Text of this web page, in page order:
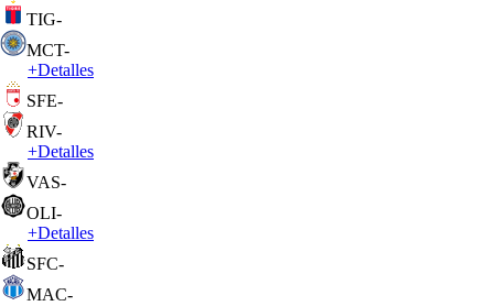
TIG-
MCT-
+Detalles
SFE-
RIV-
+Detalles
VAS-
OLI-
+Detalles
SFC-
MAC-